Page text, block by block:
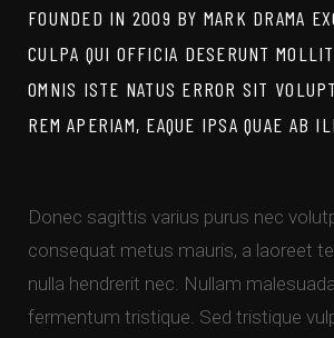
FOUNDED IN 2009 BY MARK DRAMA
CULPA QUI OFFICIA DESERUNT
OMNIS ISTE NATUS ERROR SIT
REM APERIAM, EAQUE IPSA QUAE AB
Donec sagittis varius purus nec
consequat metus mauris, a laoreet
nulla hendrerit nec. Nullam
fermentum tristique. Sed tristique